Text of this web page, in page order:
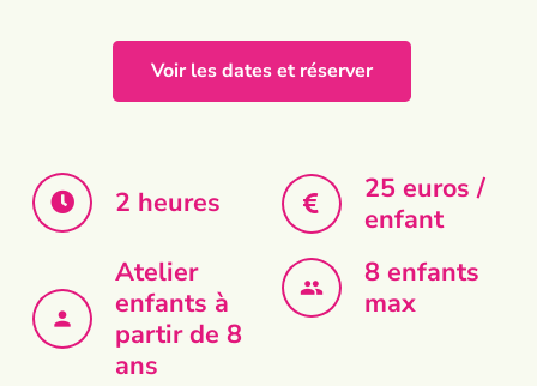
Voir les dates et réserver
2 heures
25 euros /
enfant
person
Atelier
enfants à
partir de 8
ans
people
8 enfants
max